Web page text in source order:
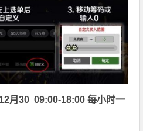
月30 09:00-18:00 每小时一